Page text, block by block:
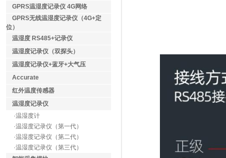
GPRS温湿度记录仪 4G网络
GPRS无线温湿度记录仪（4G+定
位）
温湿度 RS485+记录仪
温湿度记录仪（双探头）
温湿度记录仪+蓝牙+大气压
Accurate
红外温度传感器
温湿度记录仪
·温湿度计
·温湿度记录仪（第一代）
·温湿度记录仪（第二代）
·温湿度记录仪（第三代）